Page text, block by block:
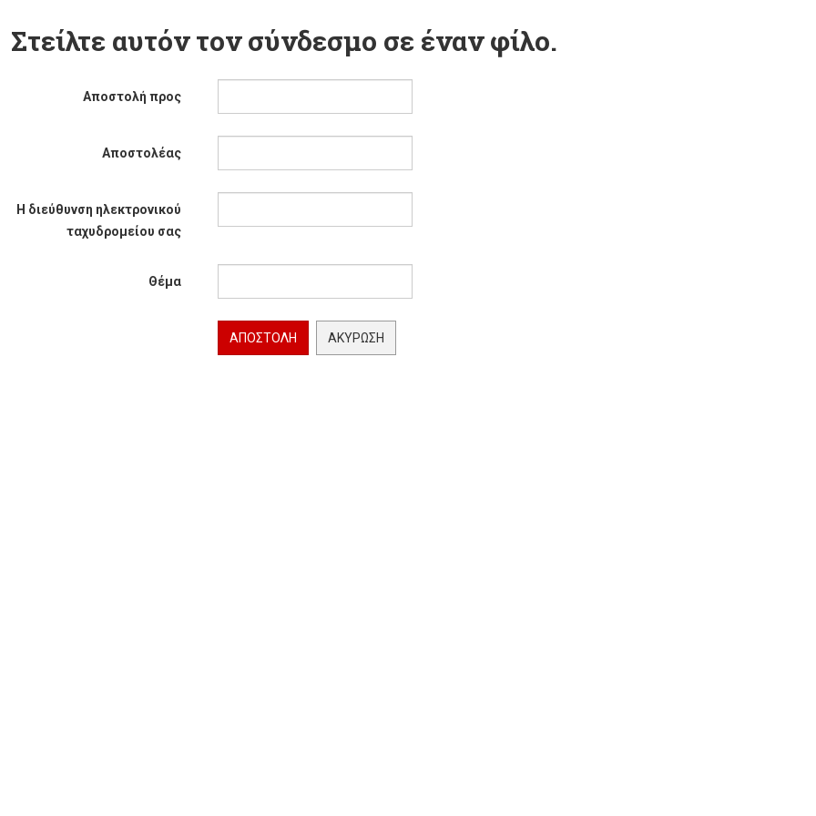
Στείλτε αυτόν τον σύνδεσμο σε έναν φίλο.
Αποστολή προς
Αποστολέας
Η διεύθυνση ηλεκτρονικού
ταχυδρομείου σας
Θέμα
ΑΠΟΣΤΟΛΉ ΑΚΎΡΩΣΗ